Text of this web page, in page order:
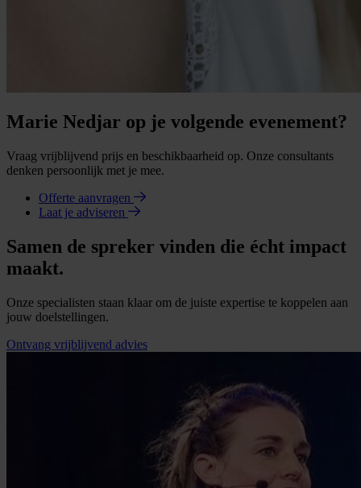
Marie Nedjar op je volgende evenement?
Vraag vrijblijvend prijs en beschikbaarheid op. Onze consultants
denken persoonlijk met je mee.
Offerte aanvragen
Laat je adviseren
Samen de spreker vinden die écht impact
maakt.
Onze specialisten staan klaar om de juiste expertise te koppelen aan
jouw doelstellingen.
Ontvang vrijblijvend advies